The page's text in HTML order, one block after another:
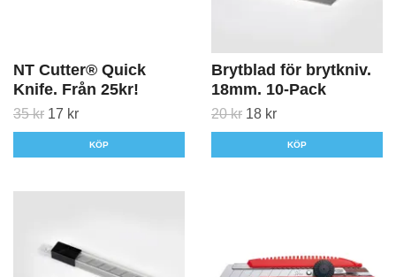
NT Cutter® Quick
Knife. Från 25kr!
35 kr 17 kr
KÖP
Brytblad för brytkniv.
18mm. 10-Pack
20 kr 18 kr
KÖP